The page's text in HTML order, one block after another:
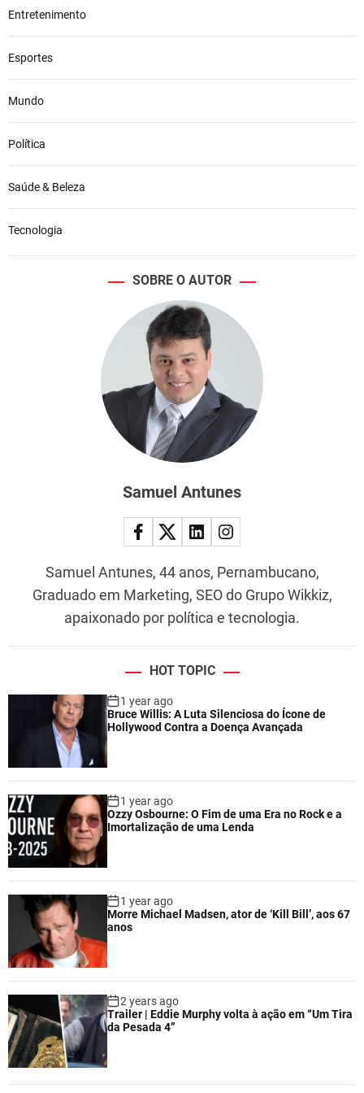
Entretenimento
Esportes
Mundo
Política
Saúde & Beleza
Tecnologia
SOBRE O AUTOR
Samuel Antunes
Samuel Antunes, 44 anos, Pernambucano,
Graduado em Marketing, SEO do Grupo Wikkiz,
apaixonado por política e tecnologia.
HOT TOPIC
1 year ago
Bruce Willis: A Luta Silenciosa do Ícone de
Hollywood Contra a Doença Avançada
1 year ago
Ozzy Osbourne: O Fim de uma Era no Rock e a
Imortalização de uma Lenda
1 year ago
Morre Michael Madsen, ator de ‘Kill Bill’, aos 67
anos
2 years ago
Trailer | Eddie Murphy volta à ação em “Um Tira
da Pesada 4”